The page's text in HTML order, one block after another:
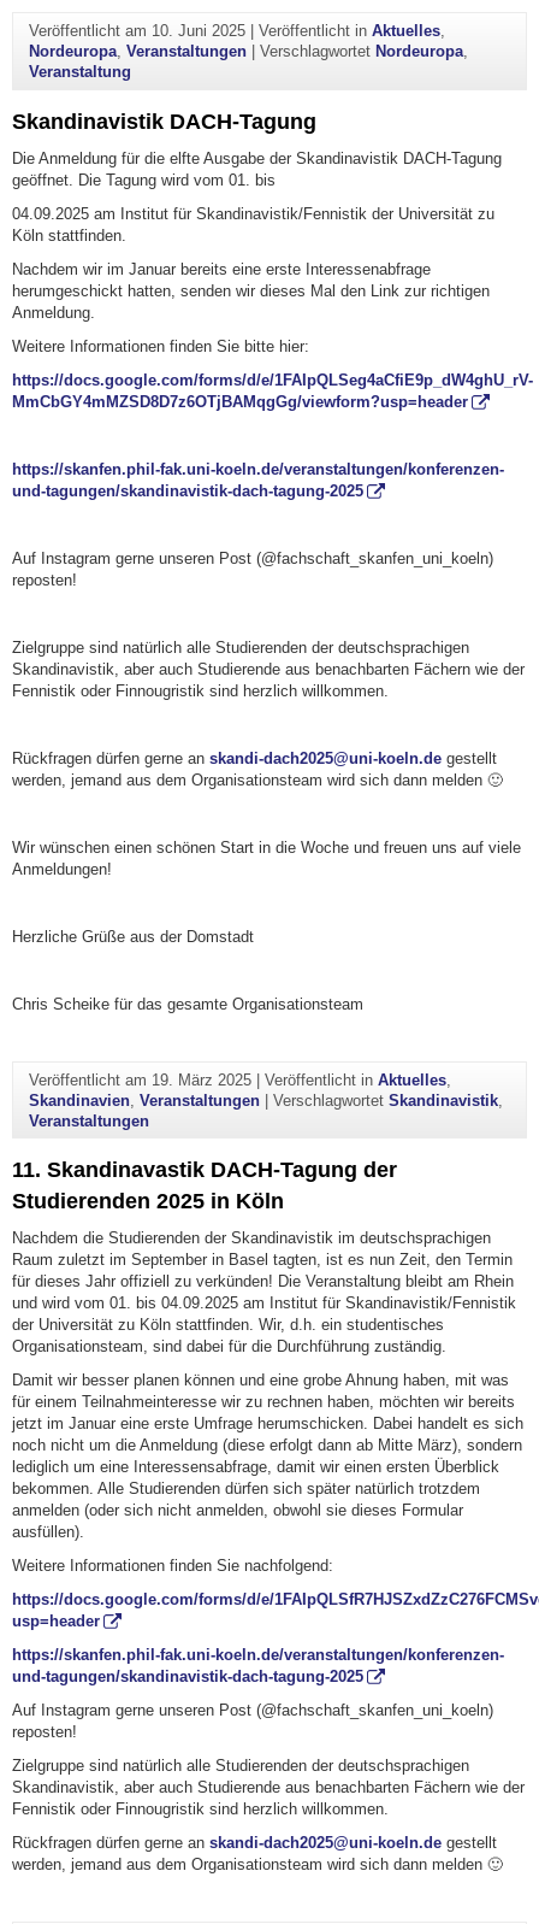
Veröffentlicht am 10. Juni 2025| Veröffentlicht in Aktuelles,
Nordeuropa, Veranstaltungen| Verschlagwortet Nordeuropa,
Veranstaltung
Skandinavistik DACH-Tagung
Die Anmeldung für die elfte Ausgabe der Skandinavistik DACH-Tagung
geöffnet. Die Tagung wird vom 01. bis
04.09.2025 am Institut für Skandinavistik/Fennistik der Universität zu
Köln stattfinden.
Nachdem wir im Januar bereits eine erste Interessenabfrage
herumgeschickt hatten, senden wir dieses Mal den Link zur richtigen
Anmeldung.
Weitere Informationen finden Sie bitte hier:
https://docs.google.com/forms/d/e/1FAIpQLSeg4aCfiE9p_dW4ghU_rV-
MmCbGY4mMZSD8D7z6OTjBAMqgGg/viewform?usp=header
https://skanfen.phil-fak.uni-koeln.de/veranstaltungen/konferenzen-
und-tagungen/skandinavistik-dach-tagung-2025
Auf Instagram gerne unseren Post (@fachschaft_skanfen_uni_koeln)
reposten!
Zielgruppe sind natürlich alle Studierenden der deutschsprachigen
Skandinavistik, aber auch Studierende aus benachbarten Fächern wie der
Fennistik oder Finnougristik sind herzlich willkommen.
Rückfragen dürfen gerne an skandi-dach2025@uni-koeln.de gestellt
werden, jemand aus dem Organisationsteam wird sich dann melden 🙂
Wir wünschen einen schönen Start in die Woche und freuen uns auf viele
Anmeldungen!
Herzliche Grüße aus der Domstadt
Chris Scheike für das gesamte Organisationsteam
Veröffentlicht am 19. März 2025| Veröffentlicht in Aktuelles,
Skandinavien, Veranstaltungen| Verschlagwortet Skandinavistik,
Veranstaltungen
11. Skandinavastik DACH-Tagung der
Studierenden 2025 in Köln
Nachdem die Studierenden der Skandinavistik im deutschsprachigen
Raum zuletzt im September in Basel tagten, ist es nun Zeit, den Termin
für dieses Jahr offiziell zu verkünden! Die Veranstaltung bleibt am Rhein
und wird vom 01. bis 04.09.2025 am Institut für Skandinavistik/Fennistik
der Universität zu Köln stattfinden. Wir, d.h. ein studentisches
Organisationsteam, sind dabei für die Durchführung zuständig.
Damit wir besser planen können und eine grobe Ahnung haben, mit was
für einem Teilnahmeinteresse wir zu rechnen haben, möchten wir bereits
jetzt im Januar eine erste Umfrage herumschicken. Dabei handelt es sich
noch nicht um die Anmeldung (diese erfolgt dann ab Mitte März), sondern
lediglich um eine Interessensabfrage, damit wir einen ersten Überblick
bekommen. Alle Studierenden dürfen sich später natürlich trotzdem
anmelden (oder sich nicht anmelden, obwohl sie dieses Formular
ausfüllen).
Weitere Informationen finden Sie nachfolgend:
https://docs.google.com/forms/d/e/
usp=header
https://skanfen.phil-fak.uni-koeln.de/veranstaltungen/konferenzen-
und-tagungen/skandinavistik-dach-tagung-2025
Auf Instagram gerne unseren Post (@fachschaft_skanfen_uni_koeln)
reposten!
Zielgruppe sind natürlich alle Studierenden der deutschsprachigen
Skandinavistik, aber auch Studierende aus benachbarten Fächern wie der
Fennistik oder Finnougristik sind herzlich willkommen.
Rückfragen dürfen gerne an skandi-dach2025@uni-koeln.de gestellt
werden, jemand aus dem Organisationsteam wird sich dann melden 🙂